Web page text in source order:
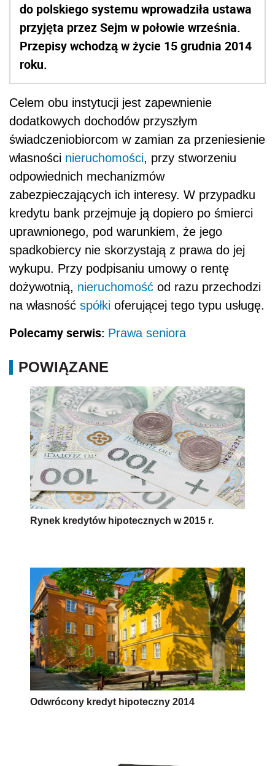
do polskiego systemu wprowadziła ustawa
przyjęta przez Sejm w połowie września.
Przepisy wchodzą w życie 15 grudnia 2014
roku.
Celem obu instytucji jest zapewnienie
dodatkowych dochodów przyszłym
świadczeniobiorcom w zamian za przeniesienie
własności nieruchomości, przy stworzeniu
odpowiednich mechanizmów
zabezpieczających ich interesy. W przypadku
kredytu bank przejmuje ją dopiero po śmierci
uprawnionego, pod warunkiem, że jego
spadkobiercy nie skorzystają z prawa do jej
wykupu. Przy podpisaniu umowy o rentę
dożywotnią, nieruchomość od razu przechodzi
na własność spółki oferującej tego typu usługę.
Polecamy serwis: Prawa seniora
POWIĄZANE
Rynek kredytów hipotecznych w 2015 r.
Odwrócony kredyt hipoteczny 2014